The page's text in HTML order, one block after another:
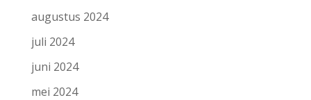
augustus 2024
juli 2024
juni 2024
mei 2024